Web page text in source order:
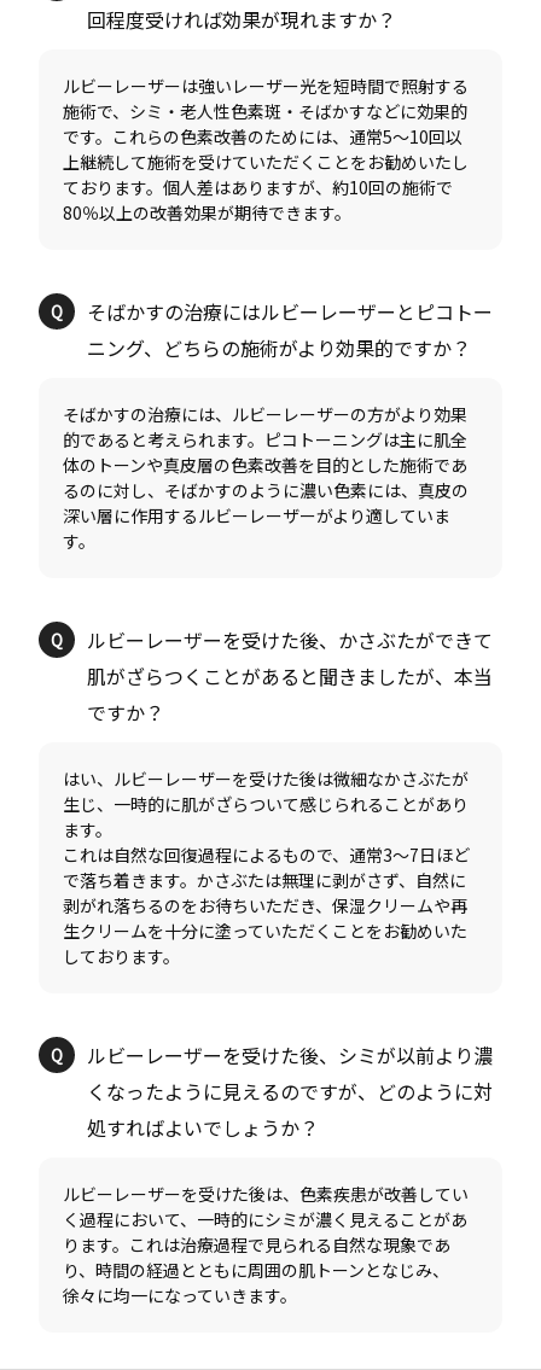
ルビーレーザーは強いレーザー光を短時間で照射する
施術で、シミ・老人性色素斑・そばかすなどに効果的
です。これらの色素改善のためには、通常5～10回以
上継続して施術を受けていただくことをお勧めいたし
ております。個人差はありますが、約10回の施術で
そばかすの治療にはルビーレーザーとピコトー
そばかすの治療には、ルビーレーザーの方がより効果
的であると考えられます。ピコトーニングは主に肌全
体のトーンや真皮層の色素改善を目的とした施術であ
るのに対し、そばかすのように濃い色素には、真皮の
深い層に作用するルビーレーザーがより適していま
ルビーレーザーを受けた後、かさぶたができて
肌がざらつくことがあると聞きましたが、本当
はい、ルビーレーザーを受けた後は微細なかさぶたが
生じ、一時的に肌がざらついて感じられることがあり
ます。
これは自然な回復過程によるもので、通常3～7日ほど
で落ち着きます。かさぶたは無理に剥がさず、自然に
剥がれ落ちるのをお待ちいただき、保湿クリームや再
生クリームを十分に塗っていただくことをお勧めいた
ルビーレーザーを受けた後、シミが以前より濃
くなったように見えるのですが、どのように対
ルビーレーザーを受けた後は、色素疾患が改善してい
く過程において、一時的にシミが濃く見えることがあ
ります。これは治療過程で見られる自然な現象であ
り、時間の経過とともに周囲の肌トーンとなじみ、